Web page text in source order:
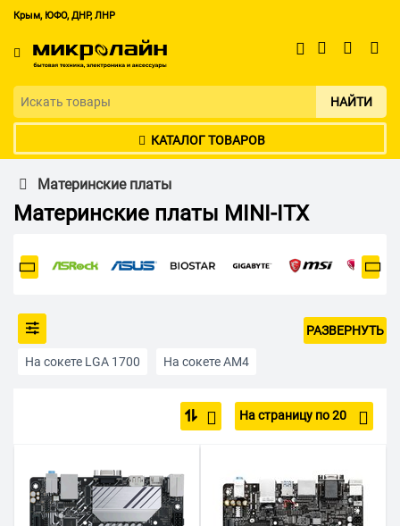
Крым, ЮФО, ДНР, ЛНР
НАЙТИ
КАТАЛОГ ТОВАРОВ
Материнские платы
Материнские платы MINI-ITX
На сокете LGA 1700 На сокете AM4
На сокете LGA 1151
С поддержкой DDR5
С поддержкой DDR4 Офисные Компактные
РАЗВЕРНУТЬ
На страницу по 20